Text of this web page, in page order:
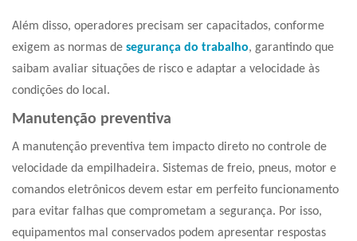
Além disso, operadores precisam ser capacitados, conforme
exigem as normas de segurança do trabalho, garantindo que
saibam avaliar situações de risco e adaptar a velocidade às
condições do local.
Manutenção preventiva
A manutenção preventiva tem impacto direto no controle de
velocidade da empilhadeira. Sistemas de freio, pneus, motor e
comandos eletrônicos devem estar em perfeito funcionamento
para evitar falhas que comprometam a segurança. Por isso,
equipamentos mal conservados podem apresentar respostas